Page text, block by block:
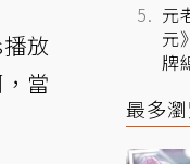
放
當
元
元
牌
最多